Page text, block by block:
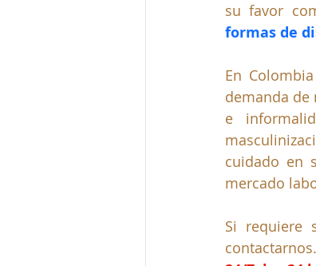
su favor
formas de
En
demanda de
e
cuidado en
mercado
Si requiere
contactarnos.